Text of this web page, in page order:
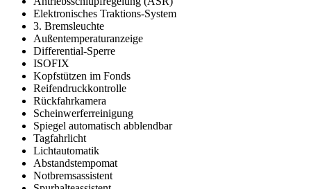
Elektronisches Traktions-System
3. Bremsleuchte
Außentemperaturanzeige
Differential-Sperre
ISOFIX
Kopfstützen im Fonds
Reifendruckkontrolle
Rückfahrkamera
Scheinwerferreinigung
Spiegel automatisch abblendbar
Tagfahrlicht
Lichtautomatik
Abstandstempomat
Notbremsassistent